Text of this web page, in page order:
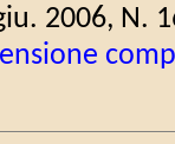
2006, N.